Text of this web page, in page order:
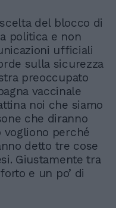
del blocco di
politica e non
ufficiali
sulla sicurezza
preoccupato
vaccinale
noi che siamo
che diranno
vogliono perché
detto tre cose
Giustamente tra
e un po’ di